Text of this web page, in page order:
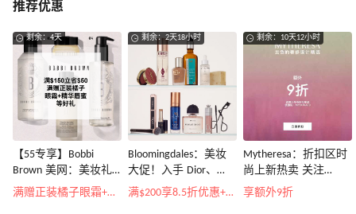
推荐优惠
剩余：4天
【55专享】Bobbi
Brown 美网：美妆礼
遇！满$150立省$50
满赠正装橘子眼霜+精华唇蜜等好礼
剩余：2天18小时
Bloomingdales：美妆
大促！入手 Dior、
Prada、TF 等
满$200享8.5折优惠+部分送好礼
剩余：10天12小时
Mytheresa：折扣区时
尚上新热卖 关注
TOTEME、
享额外9折